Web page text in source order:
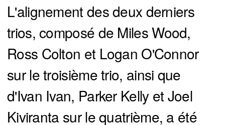
L'alignement des deux derniers
trios, composé de Miles Wood,
Ross Colton et Logan O'Connor
sur le troisième trio, ainsi que
d'Ivan Ivan, Parker Kelly et Joel
Kiviranta sur le quatrième, a été